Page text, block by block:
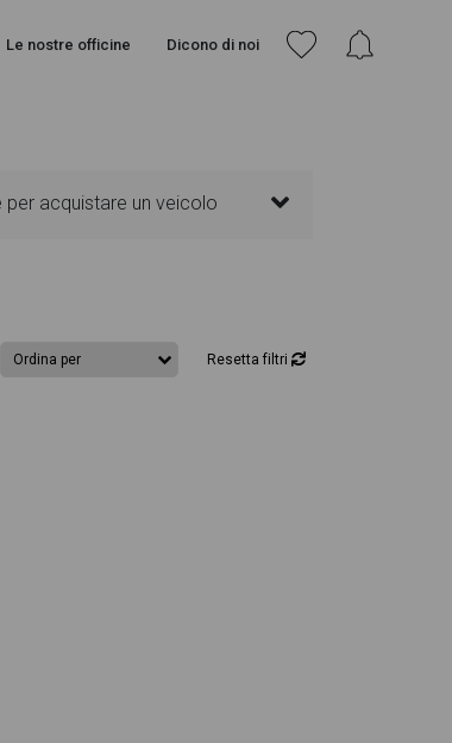
Le nostre officine Dicono di noi
acquistare un veicolo
anche il listino prezzi,
Resetta filtri